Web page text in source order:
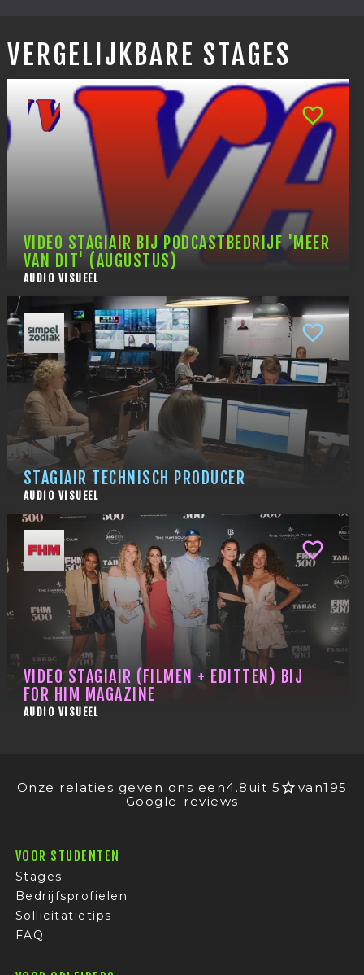
VERGELIJKBARE STAGES
VIDEO STAGIAIR BIJ PODCASTBEDRIJF 'MEER
VAN DIT' (AUGUSTUS)
AUDIO VISUEEL
STAGIAIR TECHNISCH PRODUCER
AUDIO VISUEEL
VIDEO STAGIAIR (FILMEN + EDITTEN) BIJ
FOR HIM MAGAZINE
AUDIO VISUEEL
Onze relaties geven ons een4.8 uit 5 van195
Google-reviews
VOOR STUDENTEN
Stages
Bedrijfsprofielen
Sollicitatietips
FAQ